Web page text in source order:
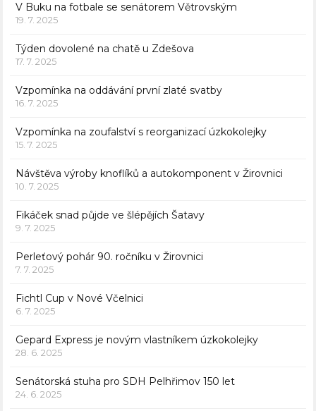
V Buku na fotbale se senátorem Větrovským
19. 7. 2025
Týden dovolené na chatě u Zdešova
17. 7. 2025
Vzpomínka na oddávání první zlaté svatby
16. 7. 2025
Vzpomínka na zoufalství s reorganizací úzkokolejky
15. 7. 2025
Návštěva výroby knoflíků a autokomponent v Žirovnici
10. 7. 2025
Fikáček snad půjde ve šlépějích Šatavy
9. 7. 2025
Perleťový pohár 90. ročníku v Žirovnici
7. 7. 2025
Fichtl Cup v Nové Včelnici
6. 7. 2025
Gepard Express je novým vlastníkem úzkokolejky
28. 6. 2025
Senátorská stuha pro SDH Pelhřimov 150 let
24. 6. 2025